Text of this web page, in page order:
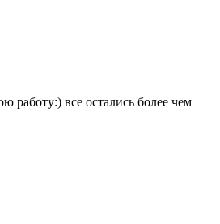
работу:) все остались более чем